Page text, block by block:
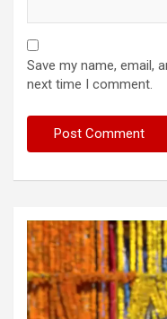
Save my name, email,
next time I comment.